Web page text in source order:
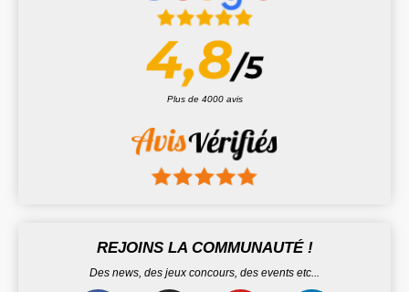
Plus de 4000 avis
REJOINS LA COMMUNAUTÉ !
Des news, des jeux concours, des events etc...